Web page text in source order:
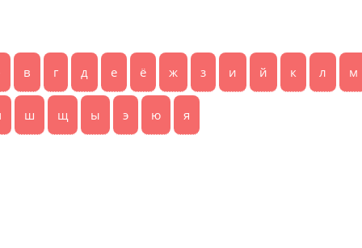
в г д е ё ж з и й к л м
ш щ ы э ю я